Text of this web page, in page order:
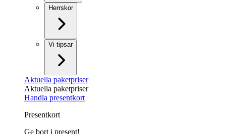
Herrskor
Vi tipsar
Aktuella paketpriser
Aktuella paketpriser
Handla presentkort
Presentkort
Ge bort i present!